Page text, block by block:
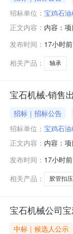
招标单位： 宝鸡石
正文内容： 内容：
其他：
发布时间： 17小时前
相关产品：
轴承
宝石机械-销售
招标｜招标公告
招标单位： 宝鸡石
正文内容： 内容：
发布时间： 17小时前
相关产品：
胶管扣
宝石机械公司
中标｜候选人公示